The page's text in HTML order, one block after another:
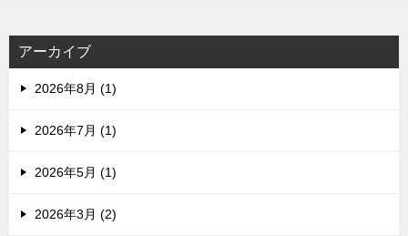
アーカイブ
2026年8月 (1)
2026年7月 (1)
2026年5月 (1)
2026年3月 (2)